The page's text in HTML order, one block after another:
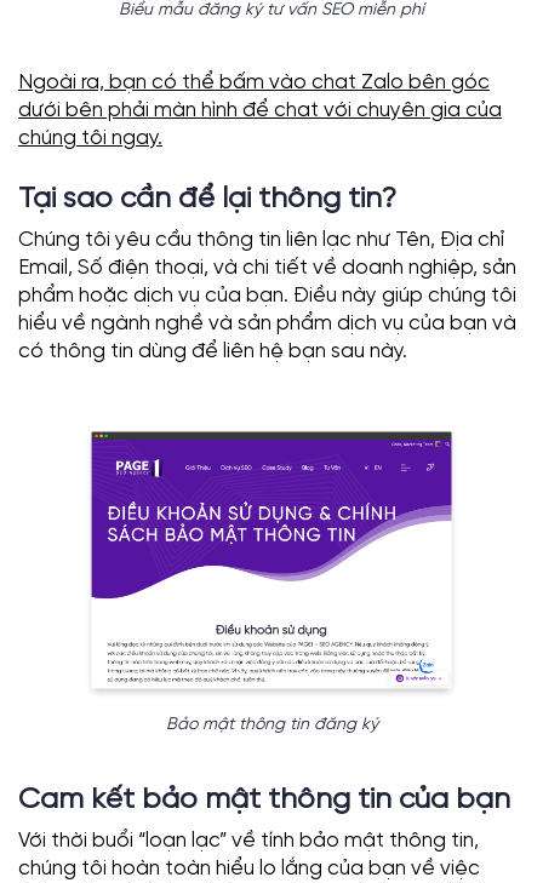
Biểu mẫu đăng ký tư vấn SEO miễn phí
Ngoài ra, bạn có thể bấm vào chat Zalo bên góc
dưới bên phải màn hình để chat với chuyên gia của
chúng tôi ngay.
Tại sao cần để lại thông tin?
Chúng tôi yêu cầu thông tin liên lạc như Tên, Địa chỉ
Email, Số điện thoại, và chi tiết về doanh nghiệp, sản
phẩm hoặc dịch vụ của bạn. Điều này giúp chúng tôi
hiểu về ngành nghề và sản phẩm dịch vụ của bạn và
có thông tin dùng để liên hệ bạn sau này.
Bảo mật thông tin đăng ký
Cam kết bảo mật thông tin của bạn
Với thời buổi “loạn lạc” về tính bảo mật thông tin,
chúng tôi hoàn toàn hiểu lo lắng của bạn về việc